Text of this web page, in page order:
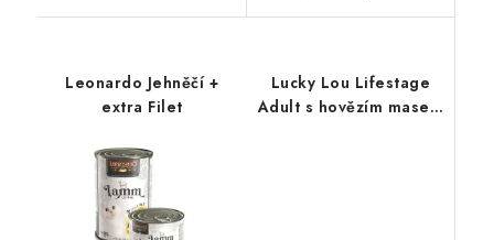
Leonardo Jehněčí +
extra Filet
Lucky Lou Lifestage
Adult s hovězím masem